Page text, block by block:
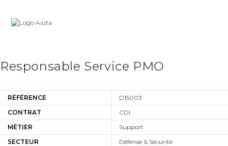
content
Carrière
Responsable Service PMO
RÉFÉRENCE
D15003
CONTRAT
CDI
MÉTIER
Support
SECTEUR
Défense & Sécurité